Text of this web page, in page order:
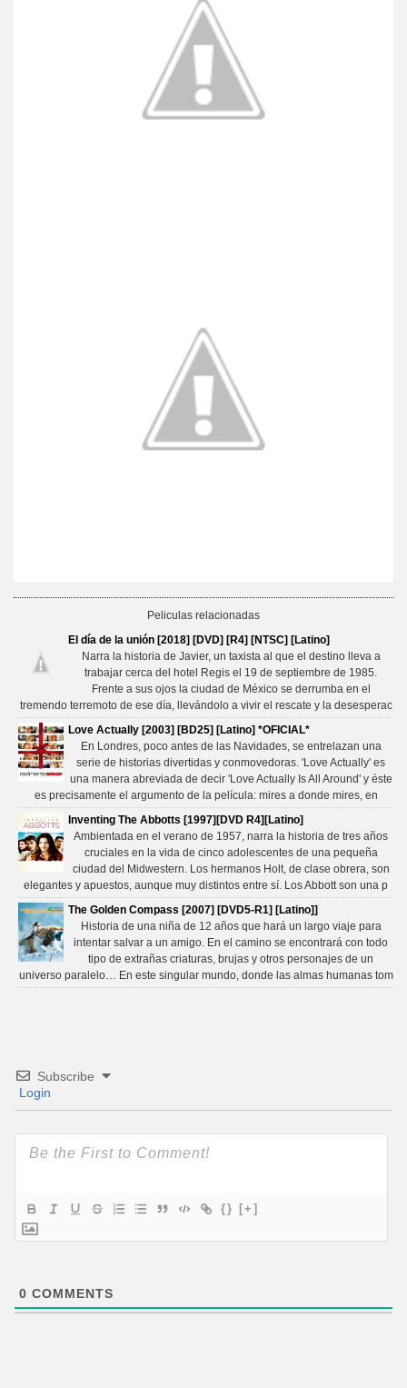
Peliculas relacionadas
El día de la unión [2018] [DVD] [R4] [NTSC] [Latino]
Narra la historia de Javier, un taxista al que el destino lleva a
trabajar cerca del hotel Regis el 19 de septiembre de 1985.
Frente a sus ojos la ciudad de México se derrumba en el
tremendo terremoto de ese día, llevándolo a vivir el rescate y la desesperac
Love Actually [2003] [BD25] [Latino] *OFICIAL*
En Londres, poco antes de las Navidades, se entrelazan una
serie de historias divertidas y conmovedoras. 'Love Actually' es
una manera abreviada de decir 'Love Actually Is All Around' y éste
es precisamente el argumento de la película: mires a donde mires, en
Inventing The Abbotts [1997][DVD R4][Latino]
Ambientada en el verano de 1957, narra la historia de tres años
cruciales en la vida de cinco adolescentes de una pequeña
ciudad del Midwestern. Los hermanos Holt, de clase obrera, son
elegantes y apuestos, aunque muy distintos entre sí. Los Abbott son una p
The Golden Compass [2007] [DVD5-R1] [Latino]]
Historia de una niña de 12 años que hará un largo viaje para
intentar salvar a un amigo. En el camino se encontrará con todo
tipo de extrañas criaturas, brujas y otros personajes de un
universo paralelo… En este singular mundo, donde las almas humanas tom
Subscribe
Login
{} [+]
0 COMMENTS